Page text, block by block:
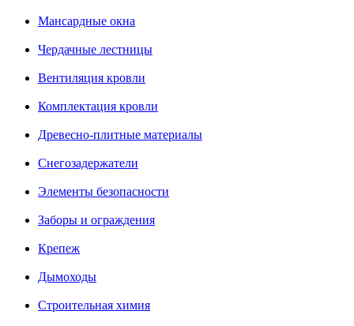
Мансардные окна
Чердачные лестницы
Вентиляция кровли
Комплектация кровли
Древесно-плитные материалы
Снегозадержатели
Элементы безопасности
Заборы и ограждения
Крепеж
Дымоходы
Строительная химия